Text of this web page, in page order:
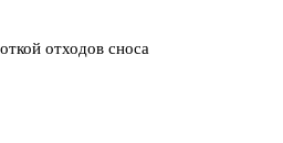
отходов сноса